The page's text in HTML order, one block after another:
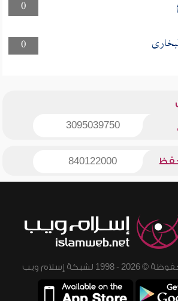
0
0
3095039750
840122000
إسلام ويب